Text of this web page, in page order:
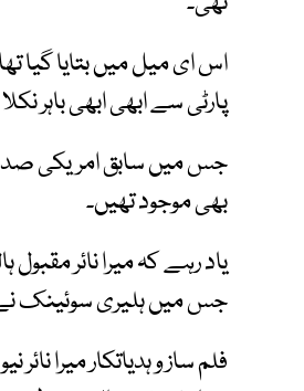
اس ای میل میں بتایا گیا
پارٹی سے ابھی ابھی باہر
جس میں سابق امریکی صدر
بھی موجود تھیں۔
جس میں ہلیری سوئینک نے
فلم ساز و ہدیاتکار میرا